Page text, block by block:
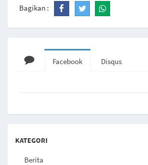
Bagikan :
Facebook Disqus
KATEGORI
Berita